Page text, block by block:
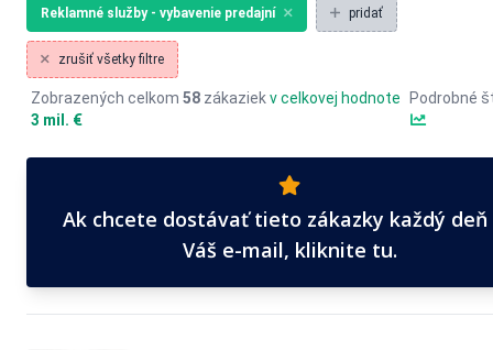
Reklamné služby - vybavenie predajní pridať
zrušiť všetky filtre
Zobrazených celkom 58 zákaziekv celkovej hodnote
3 mil. €
Podrobné
Ak chcete dostávať tieto zákazky každý deň
Váš e-mail, kliknite tu.